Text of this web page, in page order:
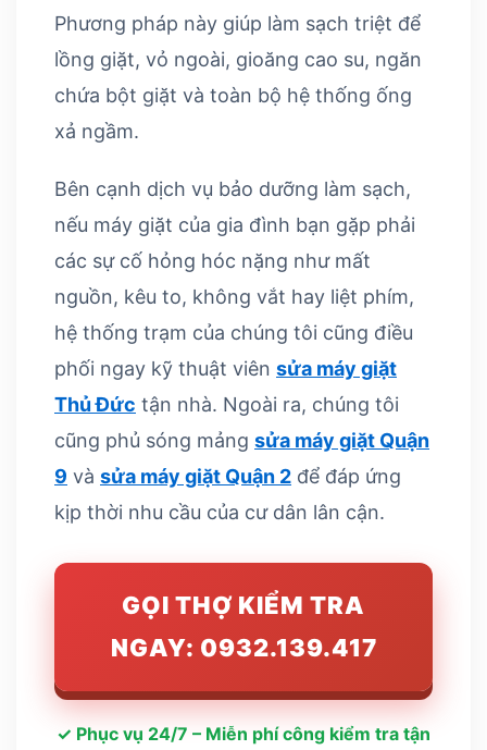
Phương pháp này giúp làm sạch triệt để
lồng giặt, vỏ ngoài, gioăng cao su, ngăn
chứa bột giặt và toàn bộ hệ thống ống
xả ngầm.
Bên cạnh dịch vụ bảo dưỡng làm sạch,
nếu máy giặt của gia đình bạn gặp phải
các sự cố hỏng hóc nặng như mất
nguồn, kêu to, không vắt hay liệt phím,
hệ thống trạm của chúng tôi cũng điều
phối ngay kỹ thuật viên sửa máy giặt
Thủ Đức tận nhà. Ngoài ra, chúng tôi
cũng phủ sóng mảng sửa máy giặt Quận
9 và sửa máy giặt Quận 2 để đáp ứng
kịp thời nhu cầu của cư dân lân cận.
GỌI THỢ KIỂM TRA
NGAY: 0932.139.417
✓ Phục vụ 24/7 – Miễn phí công kiểm tra tận